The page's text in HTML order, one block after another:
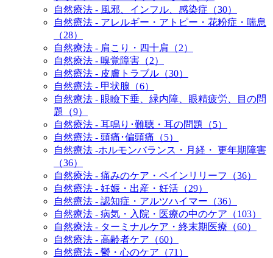
自然療法 - 風邪、インフル、感染症（30）
自然療法 - アレルギー・アトピー・花粉症・喘息
（28）
自然療法 - 肩こり・四十肩（2）
自然療法 - 嗅覚障害（2）
自然療法 - 皮膚トラブル（30）
自然療法 - 甲状腺（6）
自然療法 - 眼瞼下垂、緑内障、眼精疲労、目の問
題（9）
自然療法 - 耳鳴り･難聴・耳の問題（5）
自然療法 - 頭痛･偏頭痛（5）
自然療法 -ホルモンバランス・月経・ 更年期障害
（36）
自然療法 - 痛みのケア・ペインリリーフ（36）
自然療法 - 妊娠・出産・妊活（29）
自然療法 - 認知症・アルツハイマー（36）
自然療法 - 病気・入院・医療の中のケア（103）
自然療法 - ターミナルケア・終末期医療（60）
自然療法 - 高齢者ケア（60）
自然療法 - 鬱・心のケア（71）